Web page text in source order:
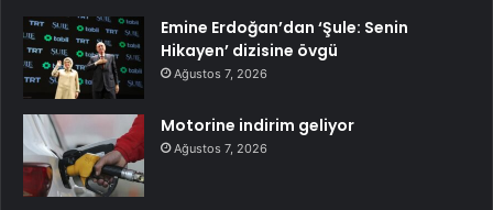
Emine Erdoğan’dan ‘Şule: Senin
Hikayen’ dizisine övgü
Ağustos 7, 2026
Motorine indirim geliyor
Ağustos 7, 2026